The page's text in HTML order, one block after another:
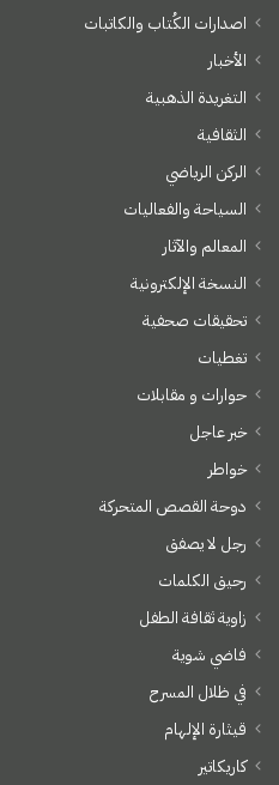
اصدارات الكُتاب والكاتبات
الأخبار
التغريدة الذهبية
الثقافية
الركن الرياضي
السياحة والفعاليات
المعالم والآثار
النسخة الإلكترونية
تحقيقات صحفية
تغطيات
حوارات و مقابلات
خبر عاجل
خواطر
دوحة القصص المتحركة
رجل لا يصفق
رحيق الكلمات
زاوية ثقافة الطفل
فاضي شوية
في ظلال المسرح
قيثارة الإلهام
كاريكاتير